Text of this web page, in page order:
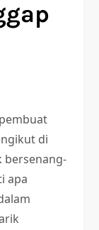
di
bersenang-
apa